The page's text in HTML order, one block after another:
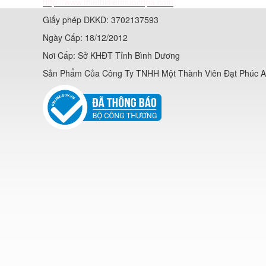
Giấy phép DKKD: 3702137593
Ngày Cấp: 18/12/2012
Nơi Cấp: Sở KHĐT Tỉnh Bình Dương
Sản Phẩm Của Công Ty TNHH Một Thành Viên Đạt Phúc